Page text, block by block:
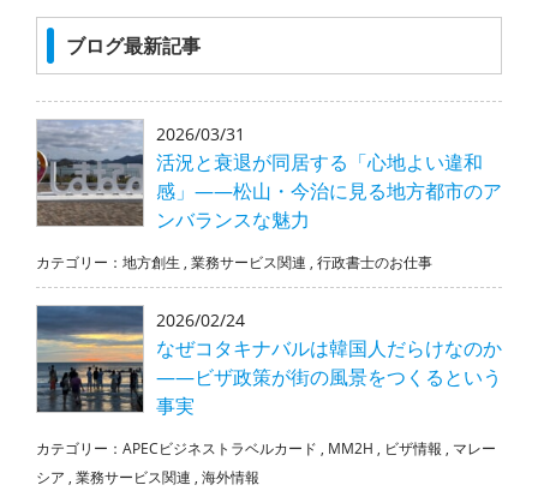
ブログ最新記事
2026/03/31
活況と衰退が同居する「心地よい違和
感」――松山・今治に見る地方都市のア
ンバランスな魅力
カテゴリー： 地方創生 , 業務サービス関連 , 行政書士のお仕事
2026/02/24
なぜコタキナバルは韓国人だらけなのか
――ビザ政策が街の風景をつくるという
事実
カテゴリー： APECビジネストラベルカード , MM2H , ビザ情報 , マレー
シア , 業務サービス関連 , 海外情報